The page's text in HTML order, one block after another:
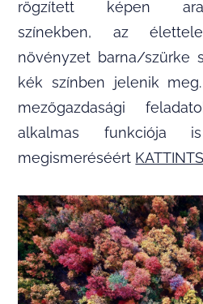
rögzített képen
színekben, az
növényzet barna/szürke
kék színben jelenik
mezőgazdasági
alkalmas funkciója
megismeréséért